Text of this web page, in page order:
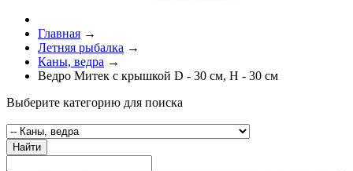
Главная →
Летняя рыбалка →
Каны, ведра →
Ведро Митек с крышкой D - 30 см, H - 30 см
Выберите категорию для поиска
Найти